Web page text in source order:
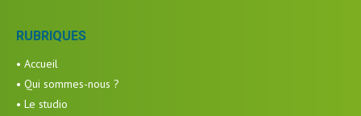
RUBRIQUES
• Accueil
• Qui sommes-nous ?
• Le studio